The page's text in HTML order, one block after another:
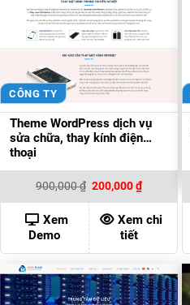
CÔNG TY
Theme WordPress dịch vụ
sửa chữa, thay kính điện
thoại
900,000₫ Giá
là:
900,000 ₫.
200,000₫Giá
hiện
tại
là:
200,000 ₫.
Xem
Demo
Xem chi
tiết